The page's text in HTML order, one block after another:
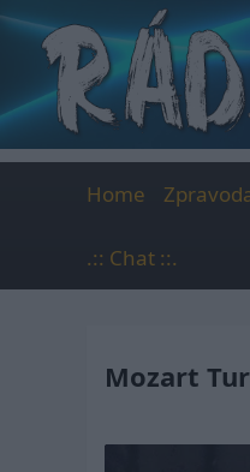
content
Home
.:: Chat ::.
Mozart